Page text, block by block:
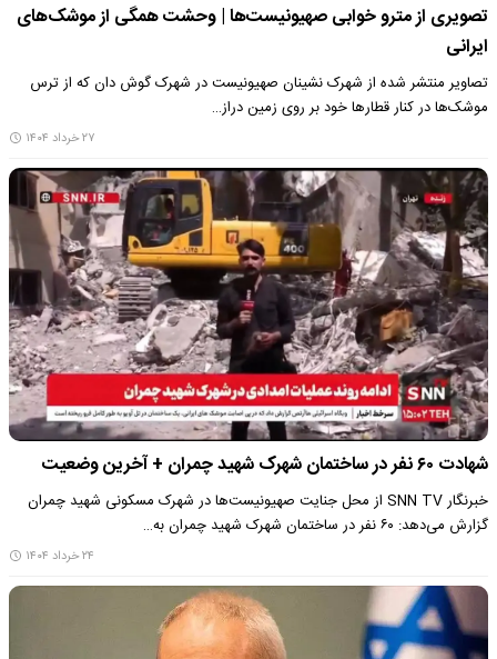
تصویری از مترو خوابی صهیونیست‌ها | وحشت همگی از موشک‌های
ایرانی
تصاویر منتشر شده از شهرک نشینان صهیونیست در شهرک گوش دان که از ترس
موشک‌ها در کنار قطارها خود بر روی زمین دراز…
۲۷ خرداد ۱۴۰۴
شهادت ۶۰ نفر در ساختمان شهرک شهید چمران + آخرین وضعیت
خبرنگار SNN TV از محل جنایت صهیونیست‌ها در شهرک مسکونی شهید چمران
گزارش می‌دهد: ۶۰ نفر در ساختمان شهرک شهید چمران به…
۲۴ خرداد ۱۴۰۴